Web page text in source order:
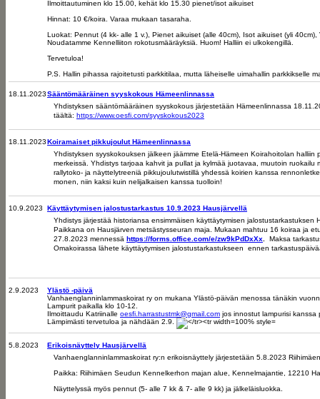
Ilmoittautuminen klo 15.00, kehät klo 15.30 pienet/isot aikuiset
Hinnat: 10 €/koira. Varaa mukaan tasaraha.
Luokat: Pennut (4 kk- alle 1 v.), Pienet aikuiset (alle 40cm), Isot aikuiset (yli 40cm),
Noudatamme Kennelliiton rokotusmääräyksiä. Huom! Halliin ei ulkokengillä.
Tervetuloa!
P.S. Hallin pihassa rajoitetusti parkkitilaa, mutta läheiselle uimahallin parkkikselle
18.11.2023Sääntömääräinen syyskokous Hämeenlinnassa
Yhdistyksen sääntömääräinen syyskokous järjestetään Hämeenlinnassa
täältä: https://www.oesfi.com/syyskokous2023
18.11.2023 Koiramaiset pikkujoulut Hämeenlinnassa
Yhdistyksen syyskokouksen jälkeen jäämme Etelä-Hämeen Koirahoitolan
merkeissä. Yhdistys tarjoaa kahvit ja pullat ja kylmää juotavaa, muutoin
rallytoko- ja näyttelytreeniä pikkujoulutwistillä yhdessä koirien kanssa
monen, niin kaksi kuin nelijalkaisen kanssa tuolloin!
10.9.2023
Käyttäytymisen jalostustarkastus 10.9.2023 Hausjärvellä
Yhdistys järjestää historiansa ensimmäisen käyttäytymisen
Paikkana on Hausjärven metsästysseuran maja. Mukaan mahtuu 16 koiraa ja
27.8.2023 mennessä https://forms.office.com/e/zw9kPdDxXx
Maksa
Omakoirassa lähete käyttäytymisen jalostustarkastukseen ennen
2.9.2023
Ylästö -päivä
Vanhaenglanninlammaskoirat ry on mukana Ylästö-päivän menossa tänäkin
Lampurit paikalla klo 10-12.
Ilmoittaudu Katriinalle oesfi.harrastustmk@gmail.com jos innostut lampurisi kanssa
Lämpimästi tervetuloa ja nähdään 2.9.
5.8.2023
Erikoisnäyttely Hausjärvellä
Vanhaenglanninlammaskoirat ry:n erikoisnäyttely järjestetään 5.8.2023
Paikka: Riihimäen Seudun Kennelkerhon majan alue, Kennelmajantie, 12210
Näyttelyssä myös pennut (5- alle 7 kk & 7- alle 9 kk) ja jälkeläisluokka.